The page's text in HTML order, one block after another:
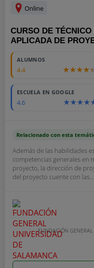
Online
CURSO DE
APLICADA DE
1700
ALUMNOS
4.4
ESCUELA EN GOOGLE
4.6
Relacionado con esta
Además de las habilidades
competencias generales en
proyecto, la dirección de
del proyecto cuente con las...
FUNDACIÓN